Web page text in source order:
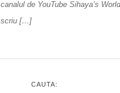
canalul de YouTube Sihaya’s
scriu […]
CAUTA: